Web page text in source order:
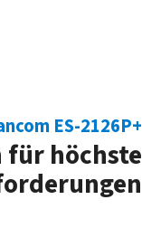
ES-2126P+
für höchste